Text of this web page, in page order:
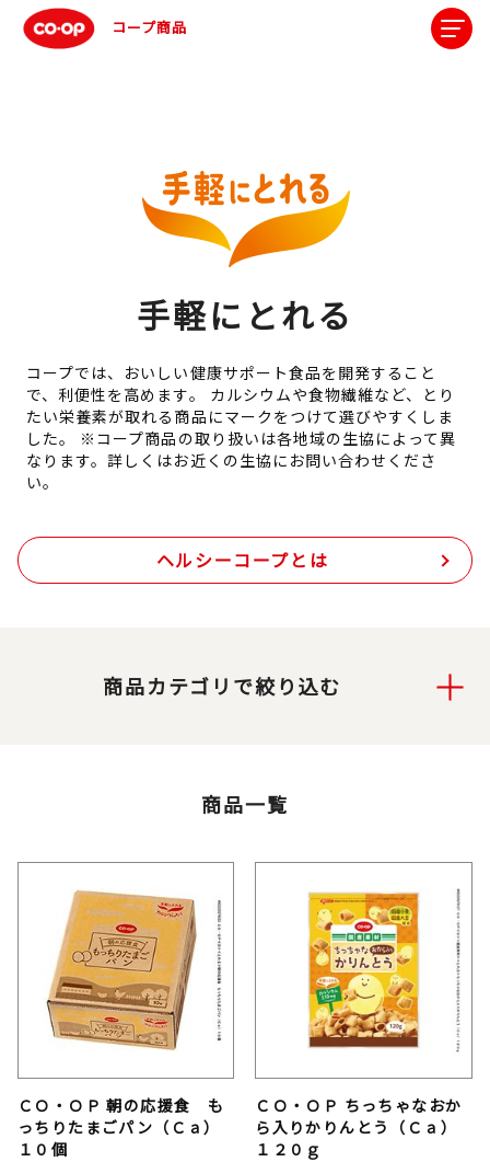
コープ商品
手軽にとれる
コープでは、おいしい健康サポート食品を開発すること
で、利便性を高めます。
カルシウムや食物繊維など、とり
たい栄養素が取れる商品にマークをつけて選びやすくしま
した。
※コープ商品の取り扱いは各地域の生協によって異
なります。詳しくはお近くの生協にお問い合わせくださ
い。
ヘルシーコープとは
商品カテゴリで絞り込む
商品一覧
ＣＯ・ＯＰ 朝の応援食 も
っちりたまごパン（Ｃａ）
１０個
ＣＯ・ＯＰ ちっちゃなおか
ら入りかりんとう（Ｃａ）
１２０ｇ